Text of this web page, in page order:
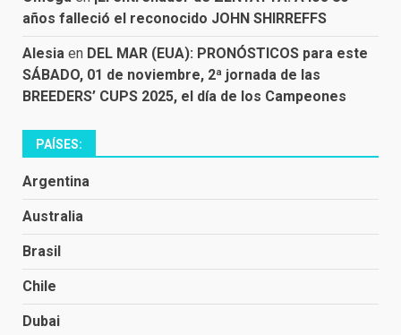
años falleció el reconocido JOHN SHIRREFFS
Alesia en DEL MAR (EUA): PRONÓSTICOS para este
SÁBADO, 01 de noviembre, 2ª jornada de las
BREEDERS’ CUPS 2025, el día de los Campeones
PAÍSES:
Argentina
Australia
Brasil
Chile
Dubai